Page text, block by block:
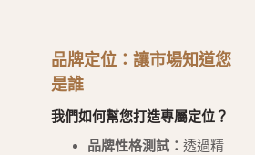
品牌定位：讓市場知道您
是誰
我們如何幫您打造專屬定位？
品牌性格測試： 透過精